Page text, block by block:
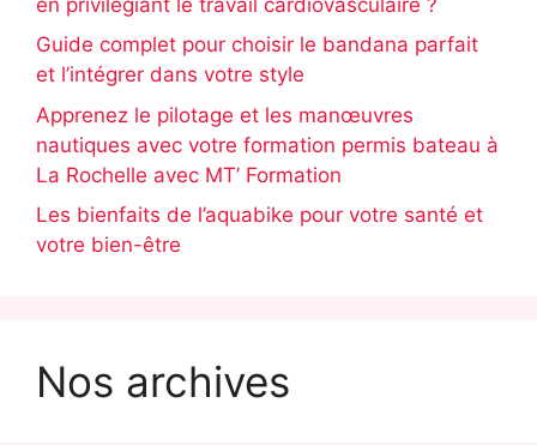
Guide complet pour choisir le bandana parfait
et l’intégrer dans votre style
Apprenez le pilotage et les manœuvres
nautiques avec votre formation permis bateau à
La Rochelle avec MT’ Formation
Les bienfaits de l’aquabike pour votre santé et
votre bien-être
Nos archives